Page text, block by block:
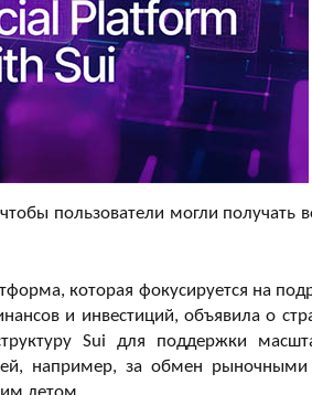
пользователи могли получать
которая фокусируется на
и инвестиций, объявила о
Sui для поддержки
например, за обмен